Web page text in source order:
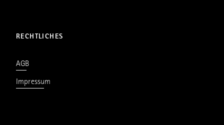
RECHTLICHES
AGB
Impressum